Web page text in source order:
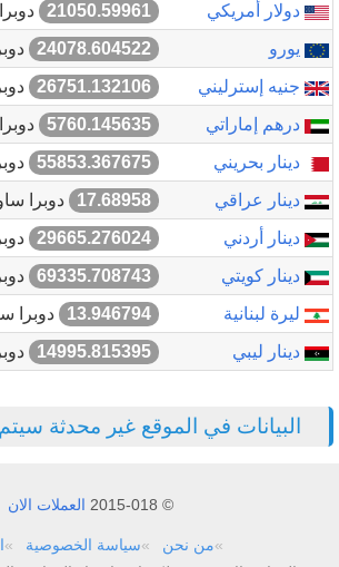
دولار أمريكي
21050.59961
يورو
24078.604522
جنيه إسترليني
26751.132106
درهم إماراتي
5760.145635
دينار بحريني
55853.367675
دينار عراقي
17.68958
دوبرا
دينار أردني
29665.276024
دينار كويتي
69335.708743
ليرة لبنانية
13.946794
دوبرا
دينار ليبي
14995.815395
البيانات في الموقع غير محدثة سيتم
© 2015-018 العملات الان
من نحن سياسة الخصوصية